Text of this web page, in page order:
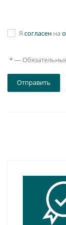
Я согласен на
* —
Отправить